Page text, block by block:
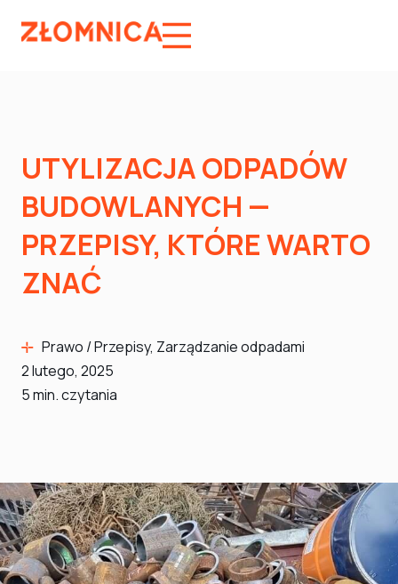
UTYLIZACJA ODPADÓW
BUDOWLANYCH —
PRZEPISY, KTÓRE WARTO
ZNAĆ
Prawo / Przepisy, Zarządzanie odpadami
2 lutego, 2025
5min. czytania